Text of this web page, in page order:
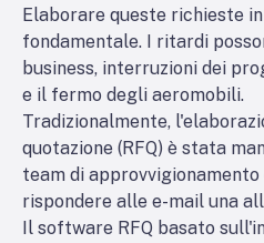
Elaborare queste richieste
fondamentale. I ritardi
business, interruzioni dei
e il fermo degli aeromobili.
Tradizionalmente,
quotazione (RFQ) è stata
team di
rispondere alle e-mail una
Il software RFQ basato